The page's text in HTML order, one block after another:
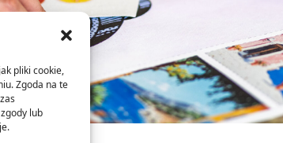
pliki cookie,
Zgoda na te
lub